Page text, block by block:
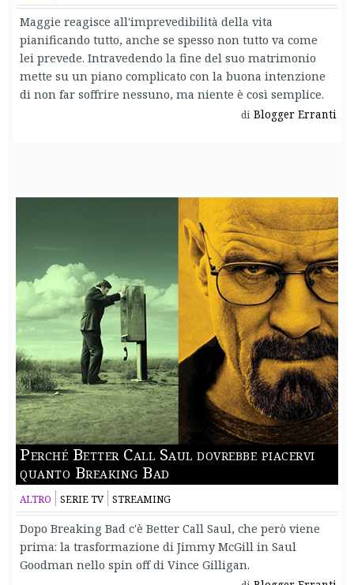
Maggie reagisce all'imprevedibilità della vita
pianificando tutto, anche se spesso non tutto va come
lei prevede. Intravedendo la fine del suo matrimonio
mette su un piano complicato con la buona intenzione
di non far soffrire nessuno, ma niente è così semplice.
di Blogger Erranti
Perché Better Call Saul dovrebbe piacervi
quanto Breaking Bad
ALTRO SERIE TV STREAMING
Dopo Breaking Bad c'è Better Call Saul, che però viene
prima: la trasformazione di Jimmy McGill in Saul
Goodman nello spin off di Vince Gilligan.